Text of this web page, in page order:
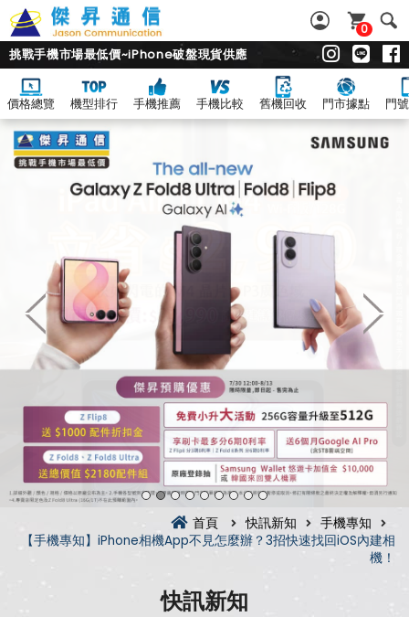
0
挑戰手機市場最低價~iPhone破盤現貨供應
價格總覽 機型排行 手機推薦 手機比較 舊機回收 門市據點 門
首頁 快訊新知
手機專知
【手機專知】iPhone相機App不見怎麼辦？3招快速找回iOS內建相
機！
快訊新知